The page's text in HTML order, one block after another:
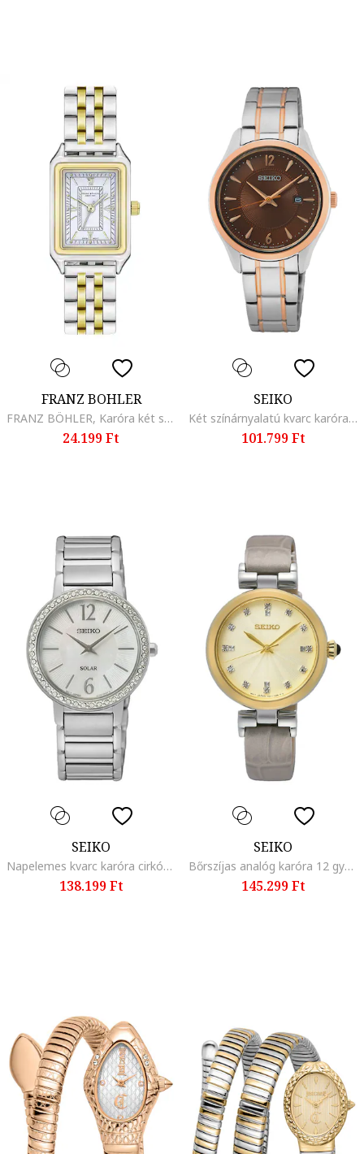
FRANZ BOHLER
FRANZ BÖHLER, Karóra két színárnyalatú dizájnnal, Ezüstszín/Aranyszín
24.199 Ft
SEIKO
Két színárnyalatú kvarc karóra, Rózsaarany, Ezüstszín
101.799 Ft
SEIKO
Napelemes kvarc karóra cirkóniával díszítve, Ezüstszín
138.199 Ft
SEIKO
Bőrszíjas analóg karóra 12 gyémánttal díszítve, Bézs
145.299 Ft